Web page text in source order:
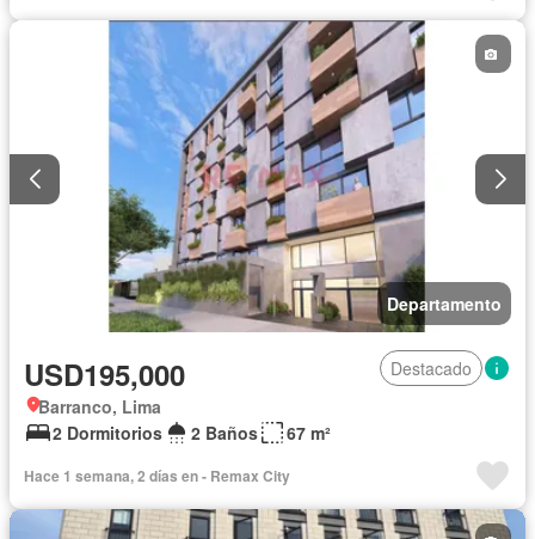
Departamento
USD195,000
Destacado
Barranco, Lima
2 Dormitorios
2 Baños 67 m²
Hace 1 semana, 2 días en - Remax City